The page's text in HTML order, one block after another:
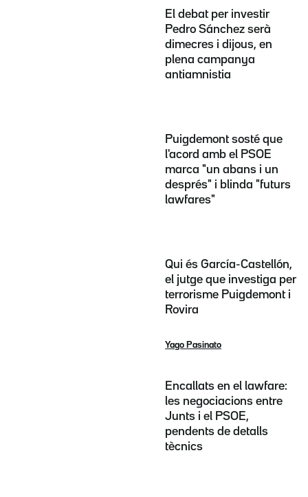
El debat per investir
Pedro Sánchez serà
dimecres i dijous, en
plena campanya
antiamnistia
Puigdemont sosté que
l'acord amb el PSOE
marca "un abans i un
després" i blinda "futurs
lawfares"
Qui és García-Castellón,
el jutge que investiga per
terrorisme Puigdemont i
Rovira
Yago Pasinato
Encallats en el lawfare:
les negociacions entre
Junts i el PSOE,
pendents de detalls
tècnics